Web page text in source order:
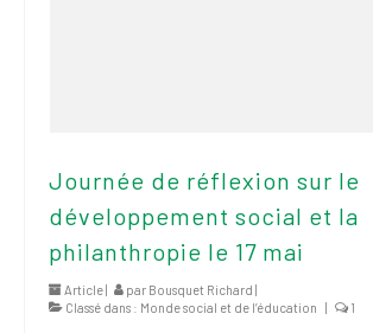
Vignettes
Publications
Nouvelles
Journée de réflexion sur le
développement social et la
philanthropie le 17 mai
Article | par Bousquet Richard |
Classé dans : Monde social et de l’éducation | 1